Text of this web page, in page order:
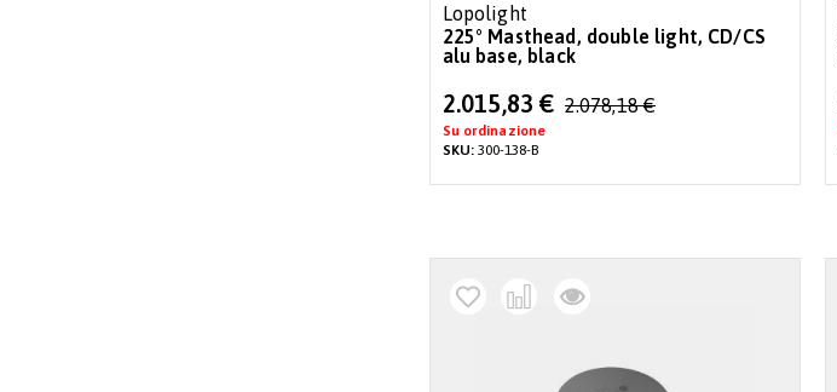
Lopolight
225° Masthead, double light, CD/CS
alu base, black
Special
Price
2.015,83 € 2.078,18 €
Su ordinazione
SKU:300-138-B